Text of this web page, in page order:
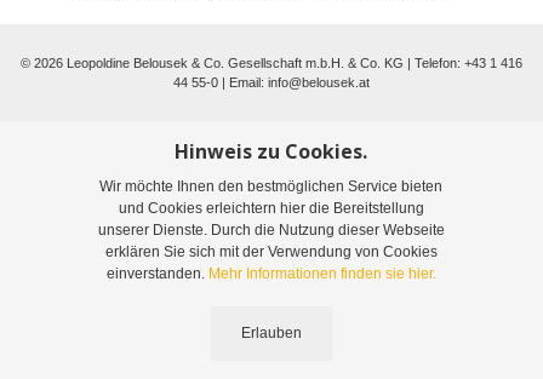
© 2026 Leopoldine Belousek & Co. Gesellschaft m.b.H. & Co. KG | Telefon: +43 1 416
44 55-0 | Email: info@belousek.at
Hinweis zu Cookies.
Wir möchte Ihnen den bestmöglichen Service bieten
und Cookies erleichtern hier die Bereitstellung
unserer Dienste. Durch die Nutzung dieser Webseite
erklären Sie sich mit der Verwendung von Cookies
einverstanden. Mehr Informationen finden sie hier.
Erlauben